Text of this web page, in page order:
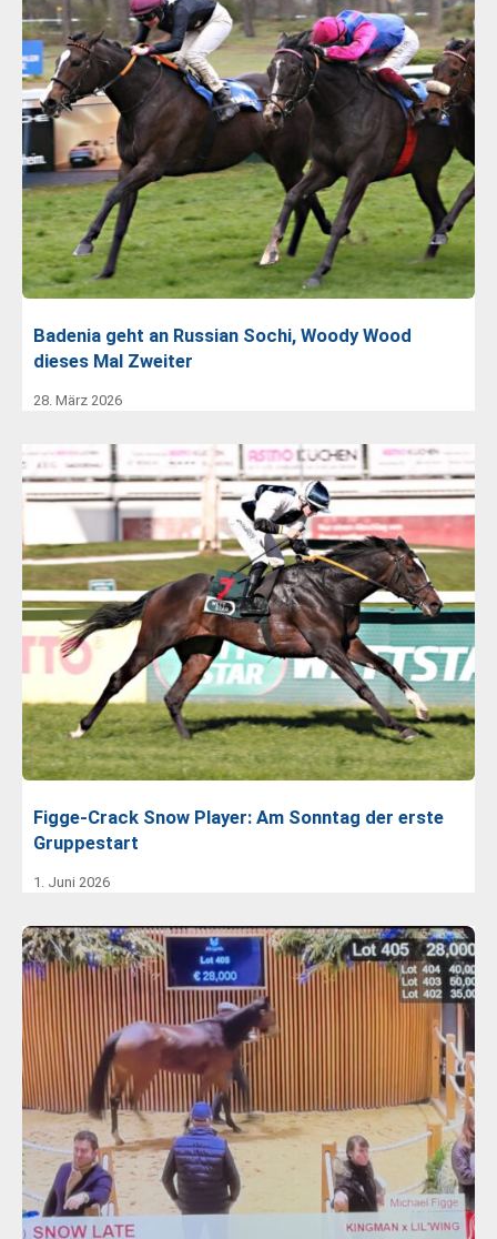
Badenia geht an Russian Sochi, Woody Wood
dieses Mal Zweiter
28. März 2026
Figge-Crack Snow Player: Am Sonntag der erste
Gruppestart
1. Juni 2026